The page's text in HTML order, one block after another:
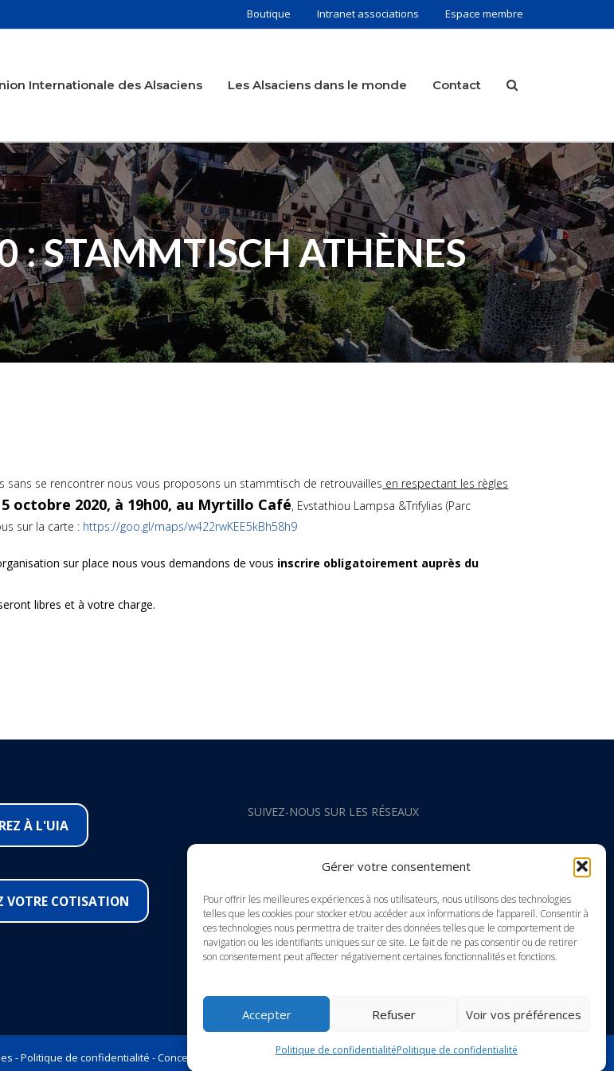
Gérer votre consentement
Pour offrir les meilleures expériences à nos utilisateurs, nous utilisons des technologies
telles que les cookies pour stocker et/ou accéder aux informations de l’appareil. Consentir à
ces technologies nous permettra de traiter des données telles que le comportement de
navigation ou les identifiants uniques sur ce site. Le fait de ne pas consentir ou de retirer
son consentement peut affecter négativement certaines fonctionnalités et fonctions.
Accepter Refuser Voir vos préférences
Politique de confidentialitéPolitique de confidentialité
Boutique Intranet associations Espace membre
Internationale des Alsaciens Les Alsaciens dans le monde Contact
: STAMMTISCH ATHÈNES
sans se rencontrer nous vous proposons un stammtisch de retrouvailles en respectant les règles
octobre 2020, à 19h00, au Myrtillo Café, Evstathiou Lampsa &Trifylias (Parc
sur la carte : https://goo.gl/maps/w422rwKEE5kBh58h9
sur place nous vous demandons de vous inscrire obligatoirement auprès du
libres et à votre charge.
À L'UIA
VOTRE COTISATION
SUIVEZ-NOUS SUR LES RÉSEAUX
Instagram
Youtube
LinkedIn
-Politique de confidentialité -Conception et Marketing Internet WSI-Europe Internet